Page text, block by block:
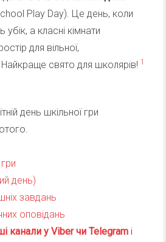
Play Day). Це день, коли
убік, а класні кімнати
для вільної,
Найкраще свято для школярів! 1
день шкільної гри
день)
завдань
оповідань
канали у Viber чи Telegram і